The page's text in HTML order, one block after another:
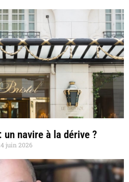
un navire à la dérive ?
juin 2026